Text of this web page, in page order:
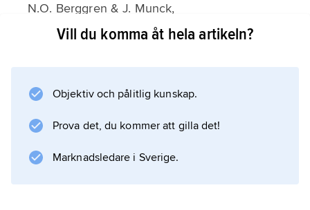
N.O. Berggren & J. Munck,
PolislagenVill du komma åt hela artikeln?
Objektiv och pålitlig kunskap.
Prova det, du kommer att gilla det!
Marknadsledare i Sverige.